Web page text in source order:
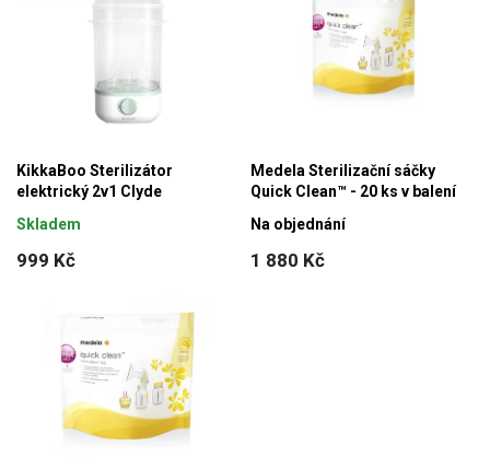
KikkaBoo Sterilizátor
elektrický 2v1 Clyde
999 Kč
Skladem
Medela Sterilizační sáčky
Quick Clean™ - 20 ks v balení
1 880 Kč
Na objednání